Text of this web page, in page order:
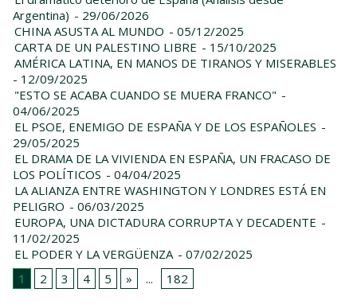
Argentina) - 29/06/2026
CHINA ASUSTA AL MUNDO - 05/12/2025
CARTA DE UN PALESTINO LIBRE - 15/10/2025
AMÉRICA LATINA, EN MANOS DE TIRANOS Y MISERABLES
- 12/09/2025
"ESTO SE ACABA CUANDO SE MUERA FRANCO" -
04/06/2025
EL PSOE, ENEMIGO DE ESPAÑA Y DE LOS ESPAÑOLES -
29/05/2025
EL DRAMA DE LA VIVIENDA EN ESPAÑA, UN FRACASO DE
LOS POLÍTICOS - 04/04/2025
LA ALIANZA ENTRE WASHINGTON Y LONDRES ESTÁ EN
PELIGRO - 06/03/2025
EUROPA, UNA DICTADURA CORRUPTA Y DECADENTE -
11/02/2025
EL PODER Y LA VERGÜENZA - 07/02/2025
1
2 3 4 5 » ... 182